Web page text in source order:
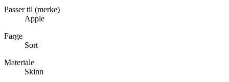
Passer til (merke)
Apple
Farge
Sort
Materiale
Skinn